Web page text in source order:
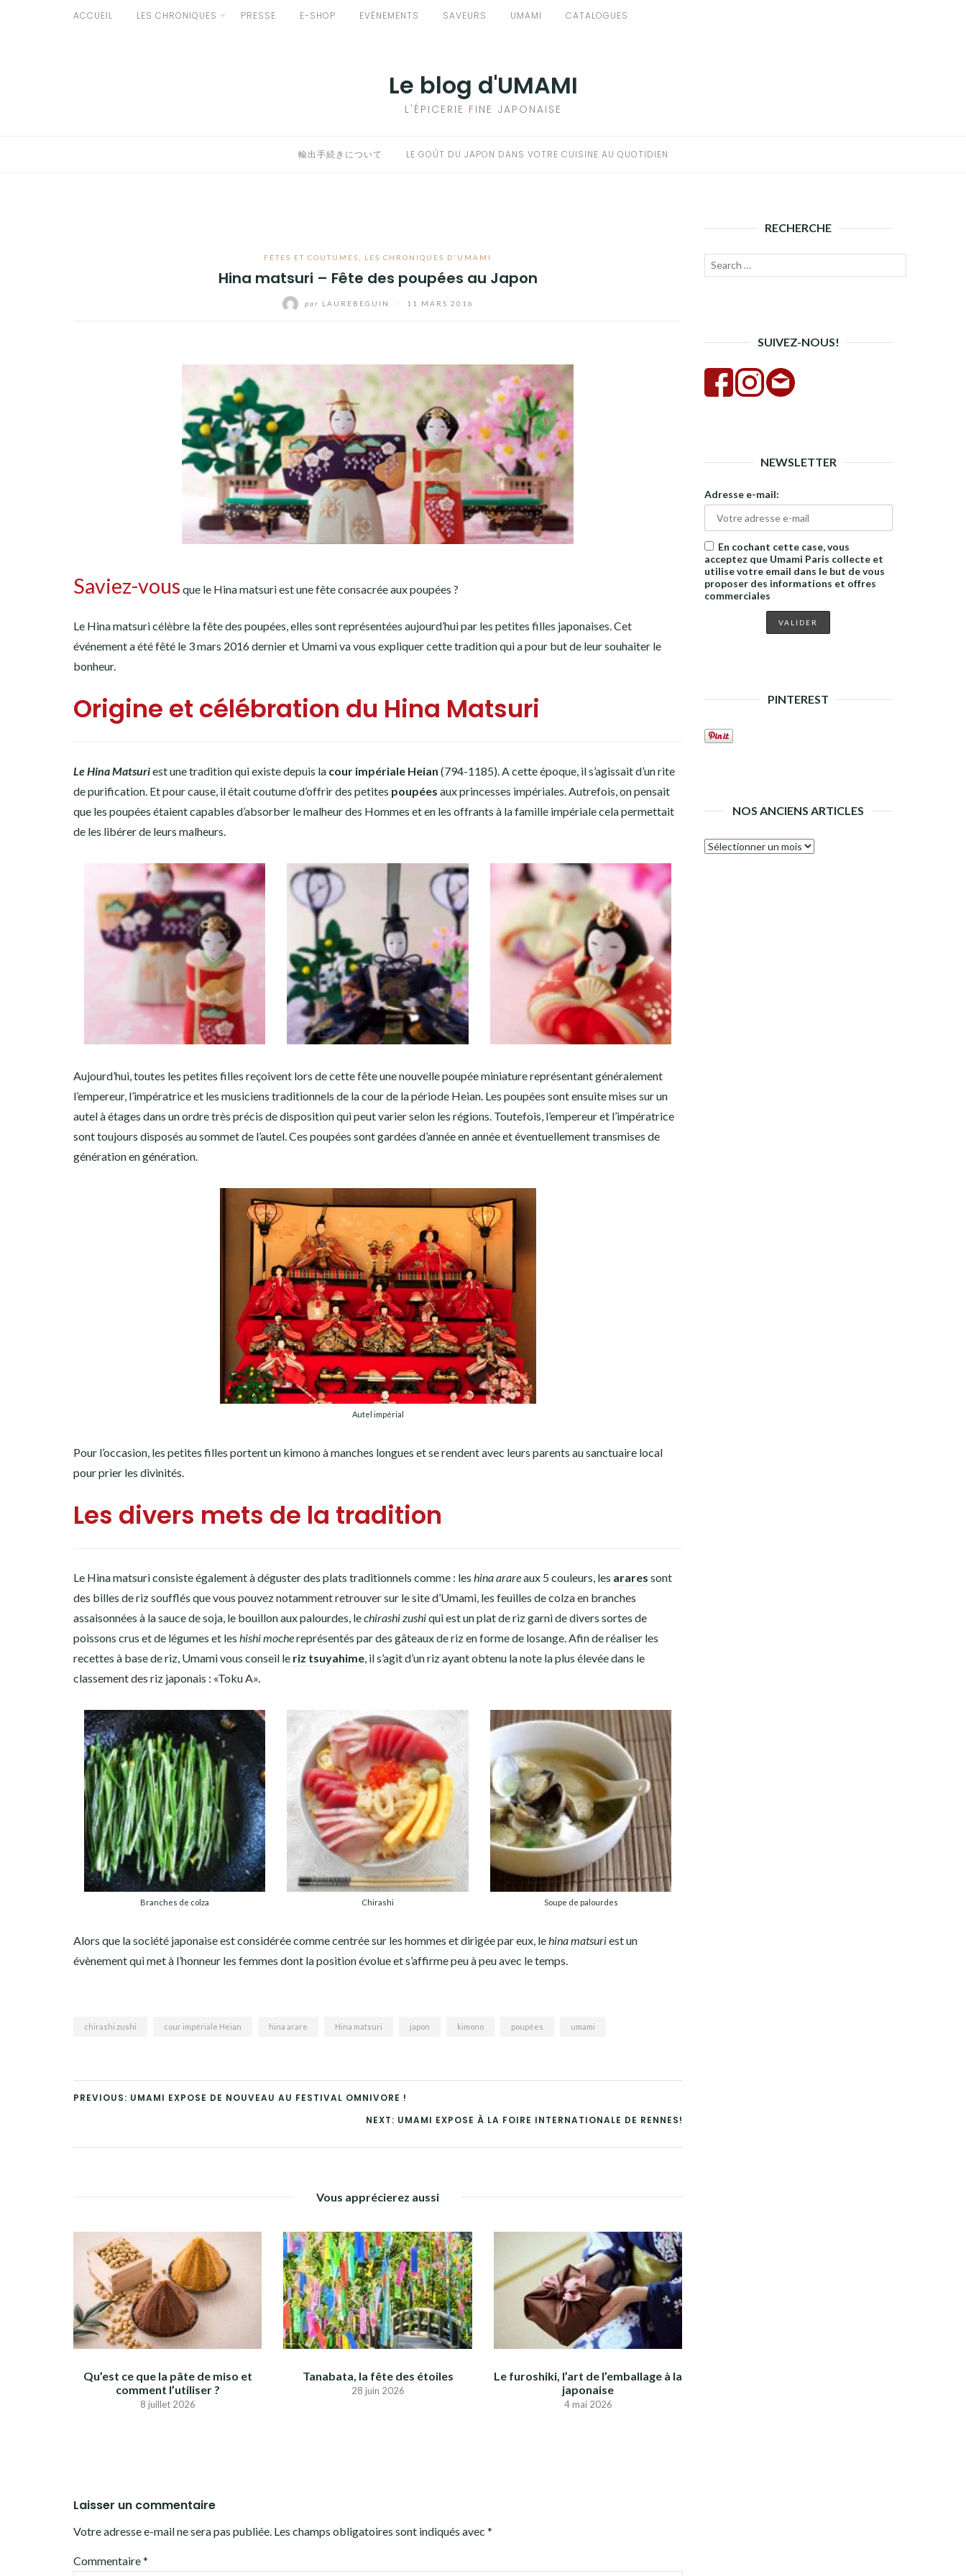
ACCUEIL LES CHRONIQUES PRESSE E-SHOP EVÈNEMENTS SAVEURS UMAMI CATALOGUES
Le blog d'UMAMI
L'ÉPICERIE FINE JAPONAISE
輸出手続きについて LE GOÛT DU JAPON DANS VOTRE CUISINE AU QUOTIDIEN
FÊTES ET COUTUMES LES CHRONIQUES D'UMAMI
Hina matsuri – Fête des poupées au Japon
par LAUREBEGUIN 11 MARS 2016
Saviez-vous que le Hina matsuri est une fête consacrée aux poupées ?
Le Hina matsuri célèbre la fête des poupées, elles sont représentées aujourd’hui par les petites filles japonaises. Cet
événement a été fêté le 3 mars 2016 dernier et Umami va vous expliquer cette tradition qui a pour but de leur souhaiter le
bonheur.
Origine et célébration du Hina Matsuri
Le Hina Matsuriest une tradition qui existe depuis la cour impériale Heian (794-1185). A cette époque, il s’agissait d’un rite
de purification. Et pour cause, il était coutume d’offrir des petites poupées aux princesses impériales. Autrefois, on pensait
que les poupées étaient capables d’absorber le malheur des Hommes et en les offrants à la famille impériale cela permettait
de les libérer de leurs malheurs.
Aujourd’hui, toutes les petites filles reçoivent lors de cette fête une nouvelle poupée miniature représentant généralement
l’empereur, l’impératrice et les musiciens traditionnels de la cour de la période Heian. Les poupées sont ensuite mises sur un
autel à étages dans un ordre très précis de disposition qui peut varier selon les régions. Toutefois, l’empereur et l’impératrice
sont toujours disposés au sommet de l’autel. Ces poupées sont gardées d’année en année et éventuellement transmises de
génération en génération.
Autel impérial
Pour l’occasion, les petites filles portent un kimono à manches longues et se rendent avec leurs parents au sanctuaire local
pour prier les divinités.
Les divers mets de la tradition
Le Hina matsuri consiste également à déguster des plats traditionnels comme : les hina arareaux 5 couleurs, les arares sont
des billes de riz soufflés que vous pouvez notamment retrouver sur le site d’Umami, les feuilles de colza en branches
assaisonnées à la sauce de soja, le bouillon aux palourdes, lechirashi zushiqui est un plat de riz garni de divers sortes de
poissons crus et de légumes et les hishimochereprésentés par des gâteaux de riz en forme de losange. Afin de réaliser les
recettes à base de riz, Umami vous conseil le riz tsuyahime, il s’agit d’un riz ayant obtenu la note la plus élevée dans le
classement des riz japonais : «Toku A».
Branches de colza Chirashi Soupe de palourdes
Alors que la société japonaise est considérée comme centrée sur les hommes et dirigée par eux, lehina matsuriest un
évènement qui met à l’honneur les femmes dont la position évolue et s’affirme peu à peu avec le temps.
chirashi zushi cour impériale Heian hina arare Hina matsuri japon kimono poupées umami
PREVIOUS: UMAMI EXPOSE DE NOUVEAU AU FESTIVAL OMNIVORE !
NEXT: UMAMI EXPOSE À LA FOIRE INTERNATIONALE DE RENNES!
Vous apprécierez aussi
Qu’est ce que la pâte de miso et
comment l’utiliser ?
8 juillet 2026
Tanabata, la fête des étoiles
28 juin 2026
Le furoshiki, l’art de l’emballage à la
japonaise
4 mai 2026
Laisser un commentaire
Votre adresse e-mail ne sera pas publiée. Les champs obligatoires sont indiqués avec *
Commentaire*
RECHERCHE
Recherche
SUIVEZ-NOUS!
NEWSLETTER
Adresse e-mail:
En cochant cette case, vous
acceptez que Umami Paris collecte et
utilise votre email dans le but de vous
proposer des informations et offres
commerciales
PINTEREST
NOS ANCIENS ARTICLES
Nos